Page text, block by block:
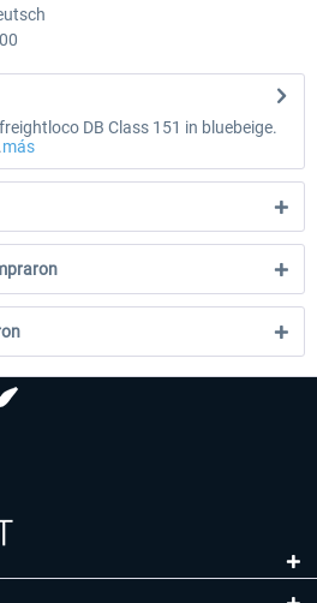
DB Class 151 in bluebeige.
más